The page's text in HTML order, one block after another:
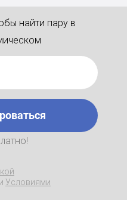
найти пару в
и Условиями